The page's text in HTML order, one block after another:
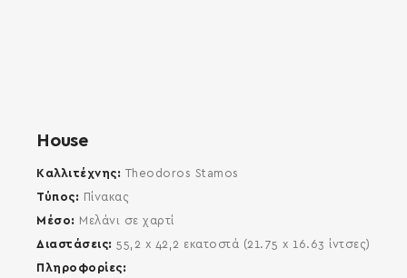
House
Καλλιτέχνης
Theodoros Stamos
Τύπος
Πίνακας
Μέσο
Μελάνι σε χαρτί
Διαστάσεις
55,2 x 42,2 εκατοστά (21.75 x 16.63 ίντσες)
Πληροφορίες